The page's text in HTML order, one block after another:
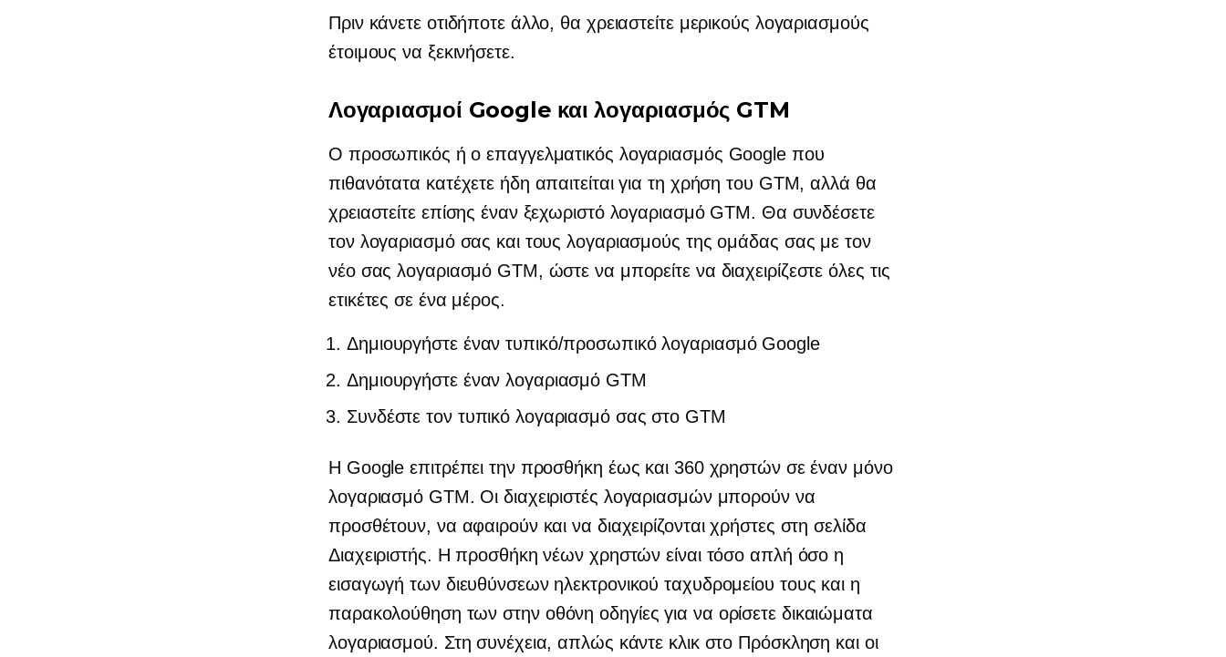
Πριν κάνετε οτιδήποτε άλλο, θα χρειαστείτε μερικούς λογαριασμούς
έτοιμους να ξεκινήσετε.
Λογαριασμοί Google και λογαριασμός GTM
Ο προσωπικός ή ο επαγγελματικός λογαριασμός Google που
πιθανότατα κατέχετε ήδη απαιτείται για τη χρήση του GTM, αλλά θα
χρειαστείτε επίσης έναν ξεχωριστό λογαριασμό GTM. Θα συνδέσετε
τον λογαριασμό σας και τους λογαριασμούς της ομάδας σας με τον
νέο σας λογαριασμό GTM, ώστε να μπορείτε να διαχειρίζεστε όλες τις
ετικέτες σε ένα μέρος.
Δημιουργήστε έναν τυπικό/προσωπικό λογαριασμό Google
Δημιουργήστε έναν λογαριασμό GTM
Συνδέστε τον τυπικό λογαριασμό σας στο GTM
Η Google επιτρέπει την προσθήκη έως και 360 χρηστών σε έναν μόνο
λογαριασμό GTM. Οι διαχειριστές λογαριασμών μπορούν να
προσθέτουν, να αφαιρούν και να διαχειρίζονται χρήστες στη σελίδα
Διαχειριστής. Η προσθήκη νέων χρηστών είναι τόσο απλή όσο η
εισαγωγή των διευθύνσεων ηλεκτρονικού ταχυδρομείου τους και η
παρακολούθηση τωνστην οθόνη οδηγίες για να ορίσετε δικαιώματα
λογαριασμού. Στη συνέχεια, απλώς κάντε κλικ στο Πρόσκληση και οι